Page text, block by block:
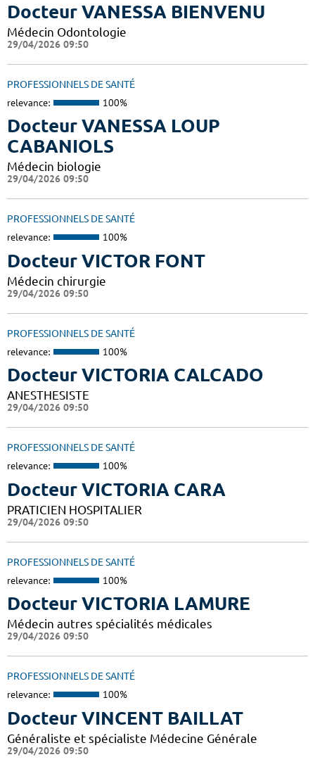
Docteur VANESSA BIENVENU
Médecin Odontologie
29/04/2026 09:50
PROFESSIONNELS DE SANTÉ
relevance: 100%
Docteur VANESSA LOUP
CABANIOLS
Médecin biologie
29/04/2026 09:50
PROFESSIONNELS DE SANTÉ
relevance: 100%
Docteur VICTOR FONT
Médecin chirurgie
29/04/2026 09:50
PROFESSIONNELS DE SANTÉ
relevance: 100%
Docteur VICTORIA CALCADO
ANESTHESISTE
29/04/2026 09:50
PROFESSIONNELS DE SANTÉ
relevance: 100%
Docteur VICTORIA CARA
PRATICIEN HOSPITALIER
29/04/2026 09:50
PROFESSIONNELS DE SANTÉ
relevance: 100%
Docteur VICTORIA LAMURE
Médecin autres spécialités médicales
29/04/2026 09:50
PROFESSIONNELS DE SANTÉ
relevance: 100%
Docteur VINCENT BAILLAT
Généraliste et spécialiste Médecine Générale
29/04/2026 09:50